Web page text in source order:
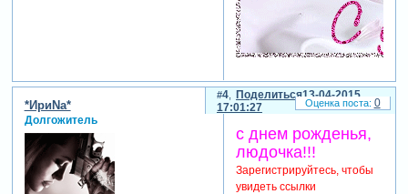
Поделиться
4
13-04-2015
17:01:27
*ИриNа*
Долгожитель
с днем рожденья,
людочка!!!
Зарегистрируйтесь, чтобы
увидеть ссылки
0